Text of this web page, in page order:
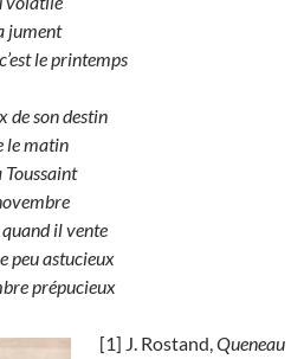
jument
le printemps
de son destin
le matin
Toussaint
il vente
peu astucieux
prépucieux
[1] J. Rostand,Queneau